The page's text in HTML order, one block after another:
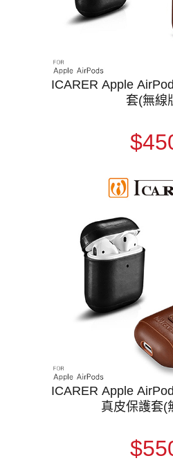
ICARER Apple
套(無線
ICARER Apple
真皮保護套(